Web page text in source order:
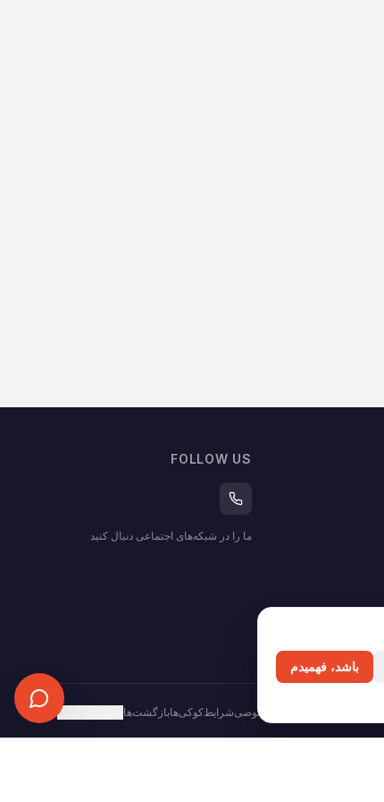
FOLLOW US
ما را در شبکه‌های اجتماعی دنبال کنید
حریم خصوصیشرایطکوکی‌هابازگشت‌ها تنظیمات کوکی
باشد، فهمیدم